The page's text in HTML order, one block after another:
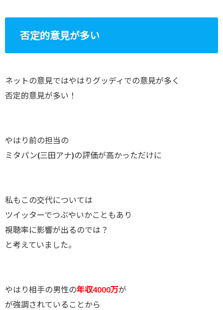
否定的意見が多い
ネットの意見ではやはりグッディでの意見が多く
否定的意見が多い！
やはり前の担当の
ミタパン(三田アナ)の評価が高かっただけに
私もこの交代については
ツイッターでつぶやいかこともあり
視聴率に影響が出るのでは？
と考えていました。
やはり相手の男性の年収4000万が
が強調されていることから